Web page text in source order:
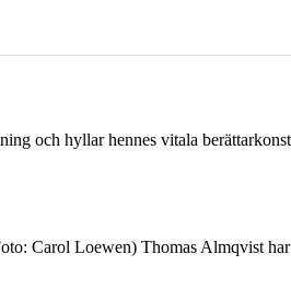
och hyllar hennes vitala
Carol Loewen) Thomas Almqvist